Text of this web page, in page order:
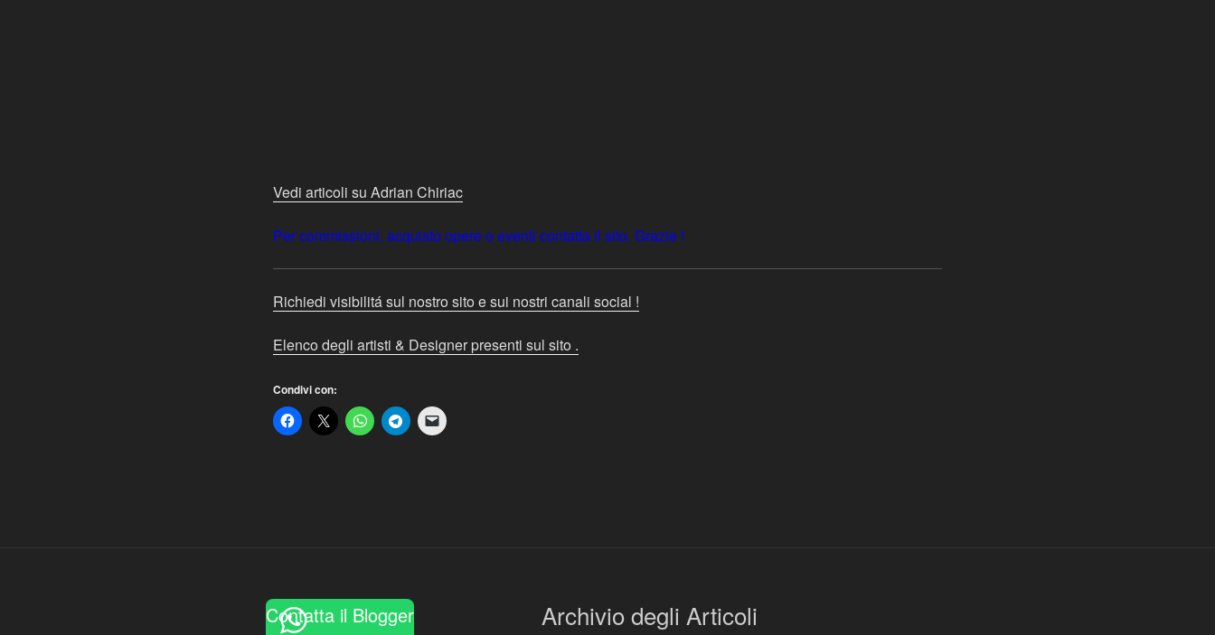
Vedi articoli su Adrian Chiriac
Per commissioni, acquisto opere o eventi contatta il sito. Grazie !
Richiedi visibilitá sul nostro sito e sui nostri canali social !
Elenco degli artisti & Designer presenti sul sito .
Condivi con:
Contatta il Blogger Archivio degli Articoli